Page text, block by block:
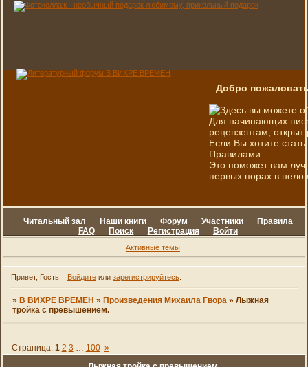
Добро
Здесь вы можете
Для начинающих
рецензентам, открыт
Если Вы хотите
Правилами.
Это поможет вам
первых порах в
Читальный зал Наши книги Форум Участники
Правила
FAQ
Поиск Регистрация Войти
Активные темы
Привет, Гость! Войдитеили зарегистрируйтесь.
» В ВИХРЕ ВРЕМЕН » Произведения Михаила Гвора » Лыжная
тройка с превышением.
Страница: 1 2 3 … 100 »